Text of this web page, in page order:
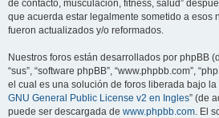
de contacto, musculación, fitness, salud”
que acuerda estar legalmente sometido a esos
fueron actualizados y/o reformados.
Nuestros foros están desarrollados por phpBB
“sus”, “software phpBB”, “www.phpbb.com”,
el cual es una solución de foros liberada bajo la
GNU General Public License v2 en Ingles” (de
puede ser descargada de www.phpbb.com. El